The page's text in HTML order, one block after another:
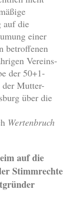
auf die
einer
betroffenen
Vereins-
der 50+1-
der Mutter-
über die
Wertenbruch
auf die
Stimmrechte